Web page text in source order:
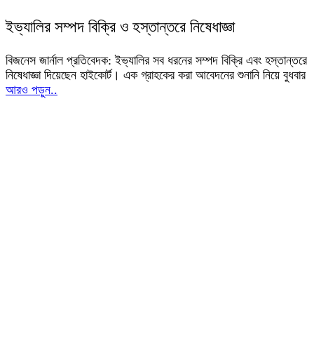
ইভ্যালির সম্পদ বিক্রি ও হস্তান্তরে নিষেধাজ্ঞা
বিজনেস জার্নাল প্রতিবেদক: ইভ্যালির সব ধরনের সম্পদ বিক্রি এবং হস্তান্তরে
নিষেধাজ্ঞা দিয়েছেন হাইকোর্ট। এক গ্রাহকের করা আবেদনের শুনানি নিয়ে বুধবার
আরও পড়ুন..